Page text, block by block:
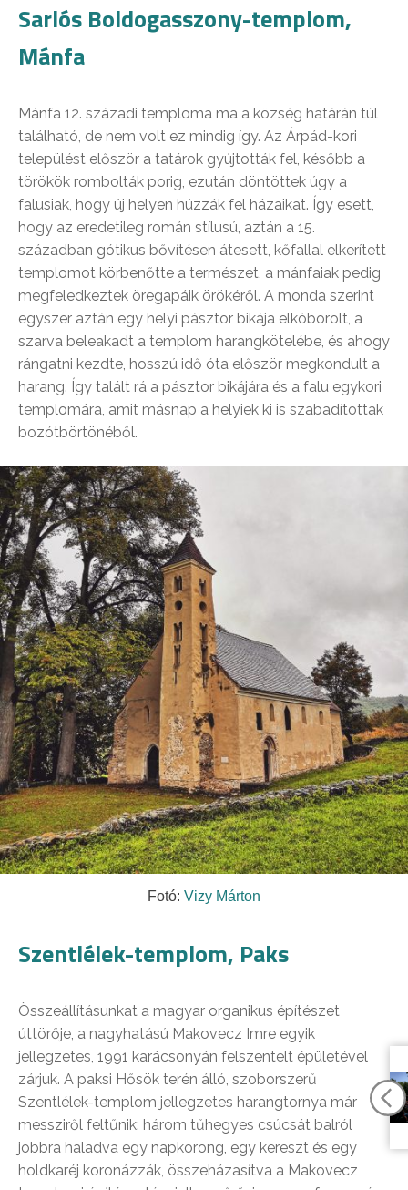
Sarlós Boldogasszony-templom,
Mánfa
Mánfa 12. századi temploma ma a község határán túl
található, de nem volt ez mindig így. Az Árpád-kori
települést először a tatárok gyújtották fel, később a
törökök rombolták porig, ezután döntöttek úgy a
falusiak, hogy új helyen húzzák fel házaikat. Így esett,
hogy az eredetileg román stílusú, aztán a 15.
században gótikus bővítésen átesett, kőfallal elkerített
templomot körbenőtte a természet, a mánfaiak pedig
megfeledkeztek öregapáik örökéről. A monda szerint
egyszer aztán egy helyi pásztor bikája elkóborolt, a
szarva beleakadt a templom harangkötelébe, és ahogy
rángatni kezdte, hosszú idő óta először megkondult a
harang. Így talált rá a pásztor bikájára és a falu egykori
templomára, amit másnap a helyiek ki is szabadítottak
bozótbörtönéből.
Fotó: Vizy Márton
Szentlélek-templom, Paks
Összeállításunkat a magyar organikus építészet
úttörője, a nagyhatású Makovecz Imre egyik
jellegzetes, 1991 karácsonyán felszentelt épületével
zárjuk. A paksi Hősök terén álló, szoborszerű
Szentlélek-templom jellegzetes harangtornya már
messziről feltűnik: három tűhegyes csúcsát balról
jobbra haladva egy napkorong, egy kereszt és egy
holdkaréj koronázzák, összeházasítva a Makovecz